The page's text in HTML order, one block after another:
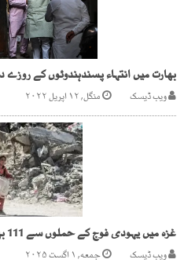
بھارت میں انتہاء پسندہندوئوں کے
ویب ڈیسک منگل, ۱۲ اپریل ۲۰۲۲
غزہ میں یہودی فوج کے حملوں سے 111 بھوکے مسلم شہید
ویب ڈیسک جمعه, ۱ اگست ۲۰۲۵